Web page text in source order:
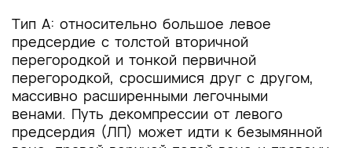
Тип А: относительно большое левое
предсердие с толстой вторичной
перегородкой и тонкой первичной
перегородкой, сросшимися друг с другом,
массивно расширенными легочными
венами. Путь декомпрессии от левого
предсердия (ЛП) может идти к безымянной